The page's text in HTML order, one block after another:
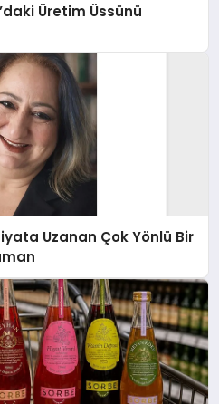
Üretim Üssünü
Uzanan Çok Yönlü Bir